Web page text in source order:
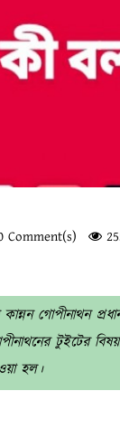
Comment(s)
গোপীনাথন
টুইটের
হল।